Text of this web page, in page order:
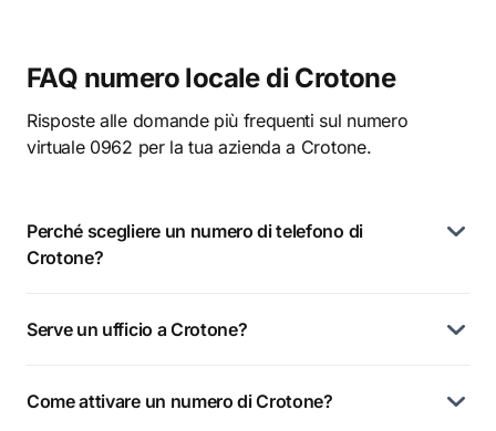
FAQ numero locale di Crotone
Risposte alle domande più frequenti sul numero
virtuale 0962 per la tua azienda a Crotone.
Perché scegliere un numero di telefono di
Crotone?
Serve un ufficio a Crotone?
Come attivare un numero di Crotone?